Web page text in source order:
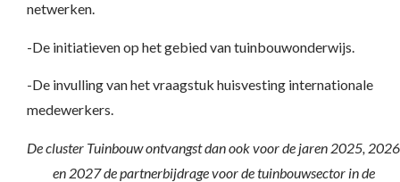
netwerken.
-De initiatieven op het gebied van tuinbouwonderwijs.
-De invulling van het vraagstuk huisvesting internationale
medewerkers.
De cluster Tuinbouw ontvangst dan ook voor de jaren 2025, 2026
en 2027 de partnerbijdrage voor de tuinbouwsector in de